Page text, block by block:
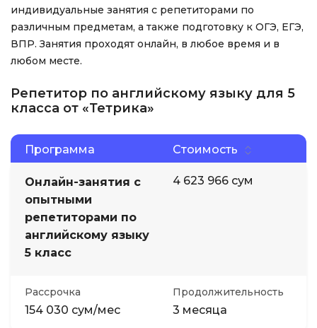
индивидуальные занятия с репетиторами по
различным предметам, а также подготовку к ОГЭ, ЕГЭ,
ВПР. Занятия проходят онлайн, в любое время и в
любом месте.
Репетитор по английскому языку для 5
класса от «Тетрика»
Программа Стоимость
Онлайн-занятия с
опытными
репетиторами по
английскому языку
5 класс
4 623 966 сум
Рассрочка
154 030 сум/мес
Продолжительность
3 месяца